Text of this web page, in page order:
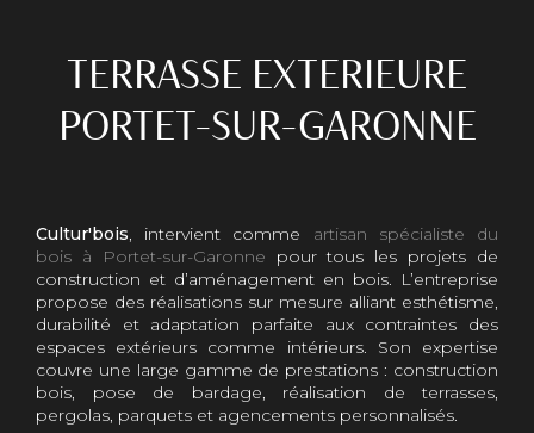
TERRASSE EXTERIEURE
PORTET-SUR-GARONNE
Cultur'bois, intervient comme artisan spécialiste du
bois à Portet-sur-Garonne pour tous les projets de
construction et d’aménagement en bois. L’entreprise
propose des réalisations sur mesure alliant esthétisme,
durabilité et adaptation parfaite aux contraintes des
espaces extérieurs comme intérieurs. Son expertise
couvre une large gamme de prestations : construction
bois, pose de bardage, réalisation de terrasses,
pergolas, parquets et agencements personnalisés.